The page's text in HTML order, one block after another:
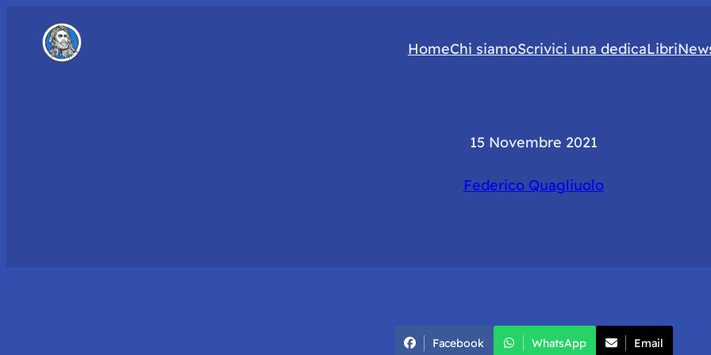
HomeChi siamoScrivici una dedicaLibri
15 Novembre 2021
Federico Quagliuolo
Facebook WhatsApp Email